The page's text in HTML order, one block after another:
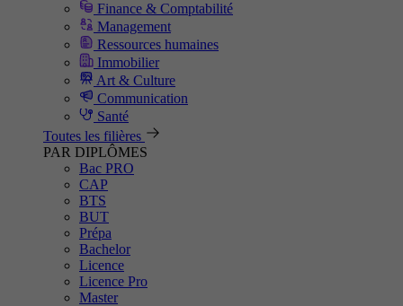
Finance & Comptabilité
Management
Ressources humaines
Immobilier
Art & Culture
Communication
Santé
Toutes les filières
PAR DIPLÔMES
Bac PRO
CAP
BTS
BUT
Prépa
Bachelor
Licence
Licence Pro
Master